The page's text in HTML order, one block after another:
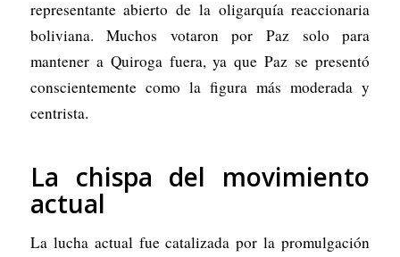
representante abierto de la oligarquía reaccionaria
boliviana. Muchos votaron por Paz solo para
mantener a Quiroga fuera, ya que Paz se presentó
conscientemente como la figura más moderada y
centrista.
La chispa del movimiento
actual
La lucha actual fue catalizada por la promulgación